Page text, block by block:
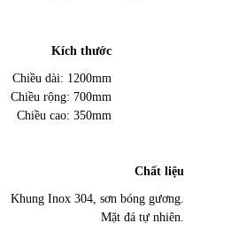
Kích thước
Chiều dài: 1200mm
Chiều rộng: 700mm
Chiều cao: 350mm
Chất liệu
Khung Inox 304, sơn bóng gương.
Mặt đá tự nhiên.